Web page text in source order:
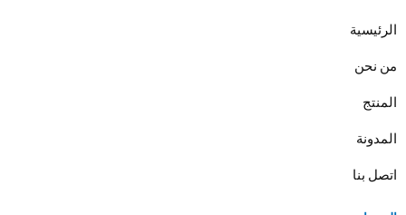
الرئيسية
من نحن
المنتج
المدونة
اتصل بنا